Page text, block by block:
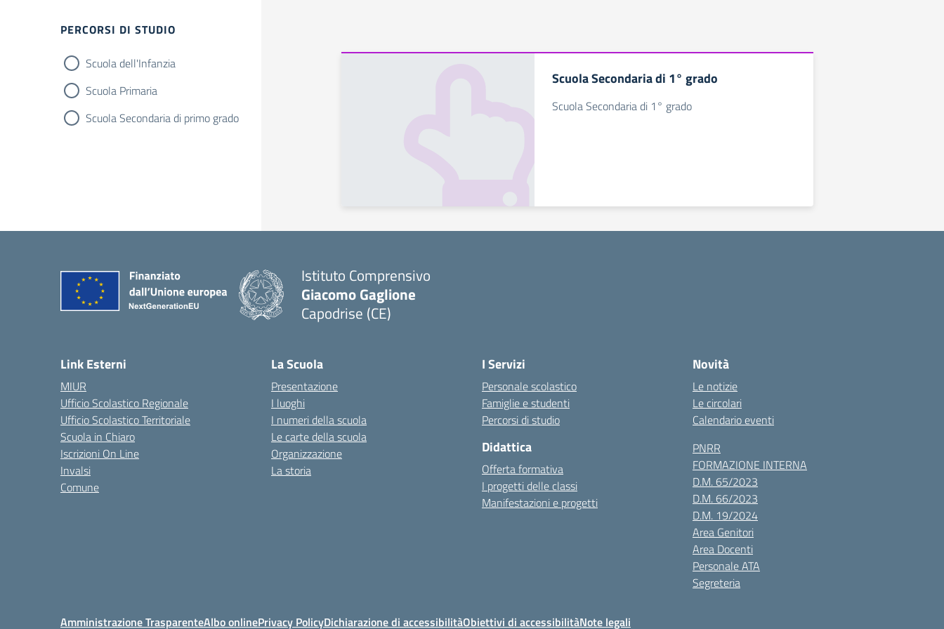
Filtri
PERCORSI DI STUDIO
Scuola dell'Infanzia
Scuola Primaria
Scuola Secondaria di primo grado
Scuola Secondaria di 1° grado
Scuola Secondaria di 1° grado
Istituto Comprensivo
Giacomo Gaglione
Capodrise (CE)
Link Esterni
MIUR
Ufficio Scolastico Regionale
Ufficio Scolastico Territoriale
Scuola in Chiaro
Iscrizioni On Line
Invalsi
Comune
La Scuola
Presentazione
I luoghi
I numeri della scuola
Le carte della scuola
Organizzazione
La storia
I Servizi
Personale scolastico
Famiglie e studenti
Percorsi di studio
Didattica
Offerta formativa
I progetti delle classi
Manifestazioni e progetti
Novità
Le notizie
Le circolari
Calendario eventi
PNRR
FORMAZIONE INTERNA
D.M. 65/2023
D.M. 66/2023
D.M. 19/2024
Area Genitori
Area Docenti
Personale ATA
Segreteria
Amministrazione TrasparenteAlbo onlinePrivacy PolicyDichiarazione di accessibilitàObiettivi di accessibilitàNote legali